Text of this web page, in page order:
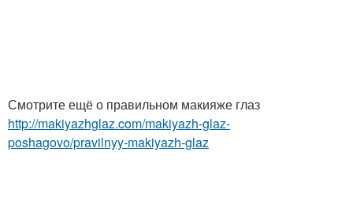
Смотрите ещё о правильном макияже глаз
http://makiyazhglaz.com/makiyazh-glaz-
poshagovo/pravilnyy-makiyazh-glaz